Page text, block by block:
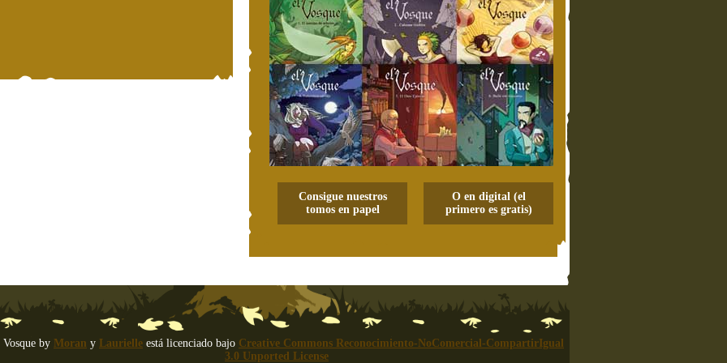
Consigue nuestros
tomos en papel
O en digital (el
primero es gratis)
by Moran y Laurielle está licenciado bajo Creative Commons Reconocimiento-NoComercial-CompartirIgual
3.0 Unported License